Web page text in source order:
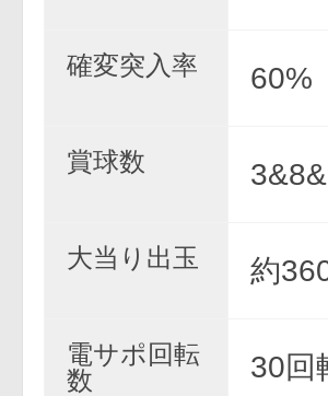
確変突入率 60%
賞球数
大当り出玉 約
電サポ回転
数
30回